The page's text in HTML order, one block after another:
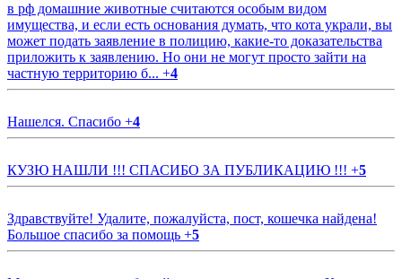
в рф домашние животные считаются особым видом
имущества, и если есть основания думать, что кота украли, вы
может подать заявление в полицию, какие-то доказательства
приложить к заявлению. Но они не могут просто зайти на
частную территорию б... +4
Нашелся. Спасибо +4
КУЗЮ НАШЛИ !!! СПАСИБО ЗА ПУБЛИКАЦИЮ !!! +5
Здравствуйте! Удалите, пожалуйста, пост, кошечка найдена!
Большое спасибо за помощь +5